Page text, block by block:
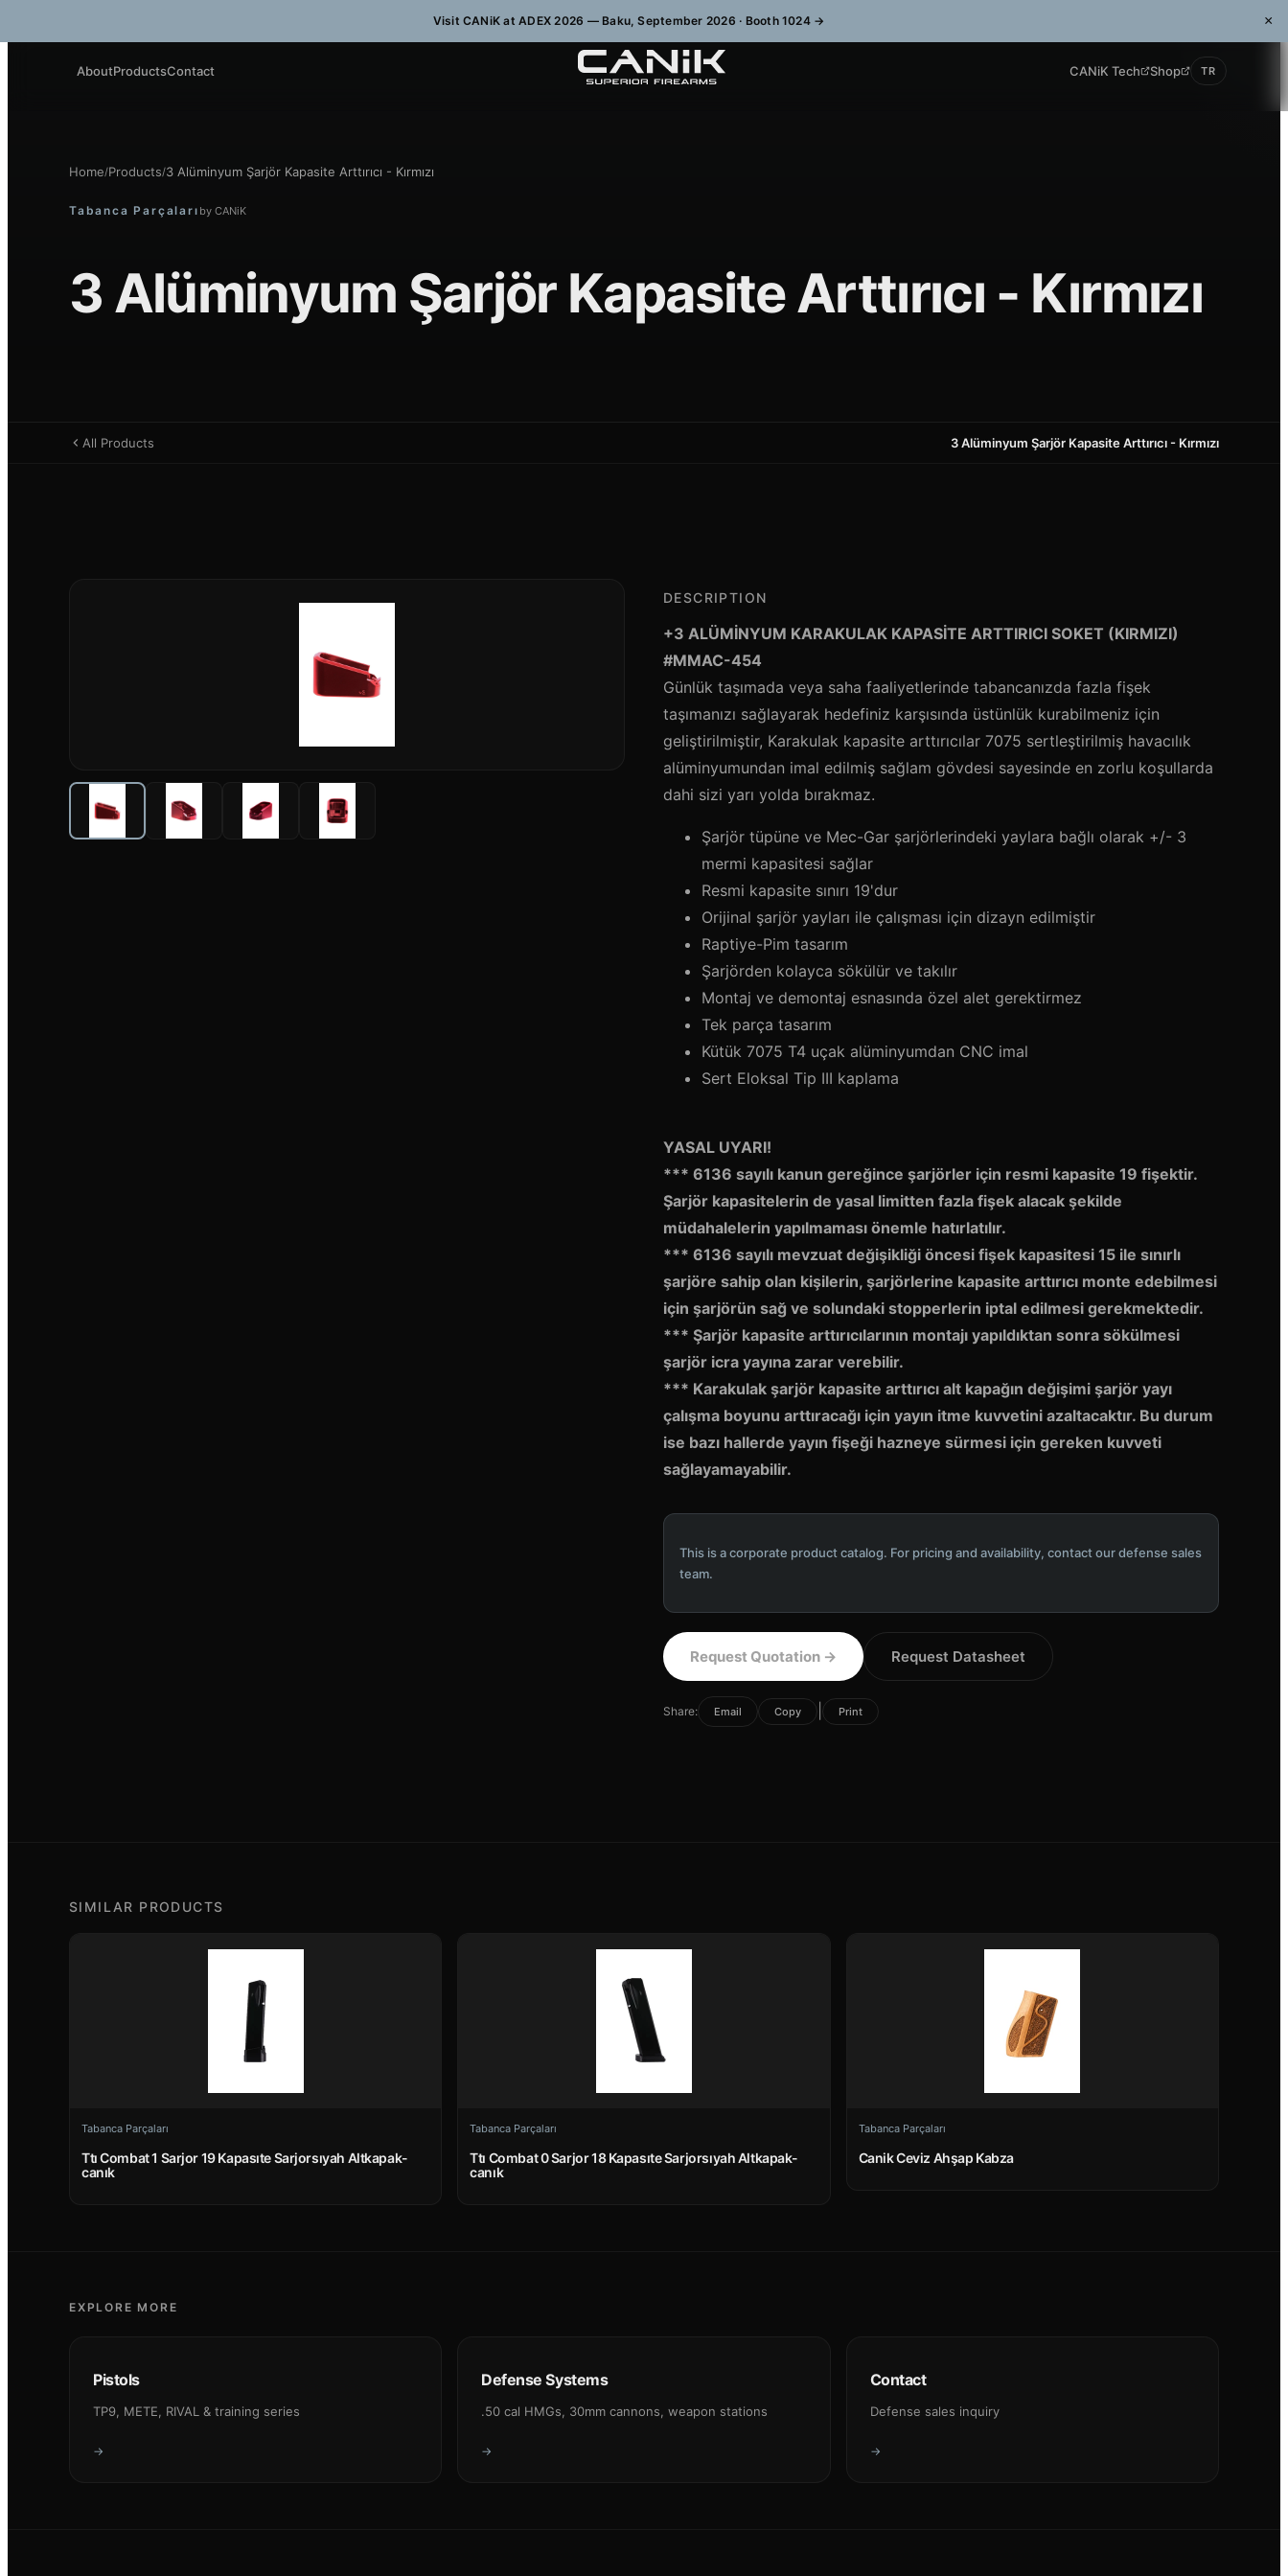
Visit CANiK at ADEX 2026 — Baku, September 2026 · Booth 1024→ ×
AboutProductsContact CANiK Tech Shop TR
Home/Products/3 Alüminyum Şarjör Kapasite Arttırıcı - Kırmızı
Tabanca Parçaları by CANiK
3 Alüminyum Şarjör Kapasite Arttırıcı - Kırmızı
All Products 3 Alüminyum Şarjör Kapasite Arttırıcı - Kırmızı
DESCRIPTION
+3 ALÜMİNYUM KARAKULAK KAPASİTE ARTTIRICI SOKET (KIRMIZI)
#MMAC-454
Günlük taşımada veya saha faaliyetlerinde tabancanızda fazla fişek
taşımanızı sağlayarak hedefiniz karşısında üstünlük kurabilmeniz için
geliştirilmiştir, Karakulak kapasite arttırıcılar 7075 sertleştirilmiş havacılık
alüminyumundan imal edilmiş sağlam gövdesi sayesinde en zorlu koşullarda
dahi sizi yarı yolda bırakmaz.
Şarjör tüpüne ve Mec-Gar şarjörlerindeki yaylara bağlı olarak +/- 3
mermi kapasitesi sağlar
Resmi kapasite sınırı 19'dur
Orijinal şarjör yayları ile çalışması için dizayn edilmiştir
Raptiye-Pim tasarım
Şarjörden kolayca sökülür ve takılır
Montaj ve demontaj esnasında özel alet gerektirmez
Tek parça tasarım
Kütük 7075 T4 uçak alüminyumdan CNC imal
Sert Eloksal Tip III kaplama
YASAL UYARI!
*** 6136 sayılı kanun gereğince şarjörler için resmi kapasite 19 fişektir.
Şarjör kapasitelerin de yasal limitten fazla fişek alacak şekilde
müdahalelerin yapılmaması önemle hatırlatılır.
*** 6136 sayılı mevzuat değişikliği öncesi fişek kapasitesi 15 ile sınırlı
şarjöre sahip olan kişilerin, şarjörlerine kapasite arttırıcı monte edebilmesi
için şarjörün sağ ve solundaki stopperlerin iptal edilmesi gerekmektedir.
*** Şarjör kapasite arttırıcılarının montajı yapıldıktan sonra sökülmesi
şarjör icra yayına zarar verebilir.
*** Karakulak şarjör kapasite arttırıcı alt kapağın değişimi şarjör yayı
çalışma boyunu arttıracağı için yayın itme kuvvetini azaltacaktır. Bu durum
ise bazı hallerde yayın fişeği hazneye sürmesi için gereken kuvveti
sağlayamayabilir.
This is a corporate product catalog. For pricing and availability, contact our defense sales
team.
Request Quotation → Request Datasheet
Share: Email Copy Print
SIMILAR PRODUCTS
Tabanca Parçaları
Ttı Combat 1 Sarjor 19 Kapasıte Sarjorsıyah Altkapak-
canık
Tabanca Parçaları
Ttı Combat 0 Sarjor 18 Kapasıte Sarjorsıyah Altkapak-
canık
Tabanca Parçaları
Canik Ceviz Ahşap Kabza
EXPLORE MORE
Pistols
TP9, METE, RIVAL & training series
→
Defense Systems
.50 cal HMGs, 30mm cannons, weapon stations
→
Contact
Defense sales inquiry
→